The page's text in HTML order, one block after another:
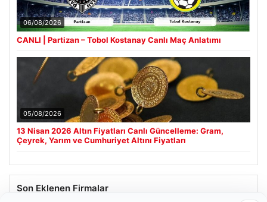
06/08/2026
CANLI | Partizan – Tobol Kostanay Canlı Maç Anlatımı
05/08/2026
13 Nisan 2026 Altın Fiyatları Canlı Güncelleme: Gram,
Çeyrek, Yarım ve Cumhuriyet Altını Fiyatları
Son Eklenen Firmalar